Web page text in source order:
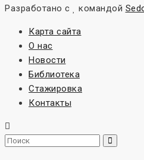
Разработано с
командой
Карта сайта
О нас
Новости
Библиотека
Стажировка
Контакты